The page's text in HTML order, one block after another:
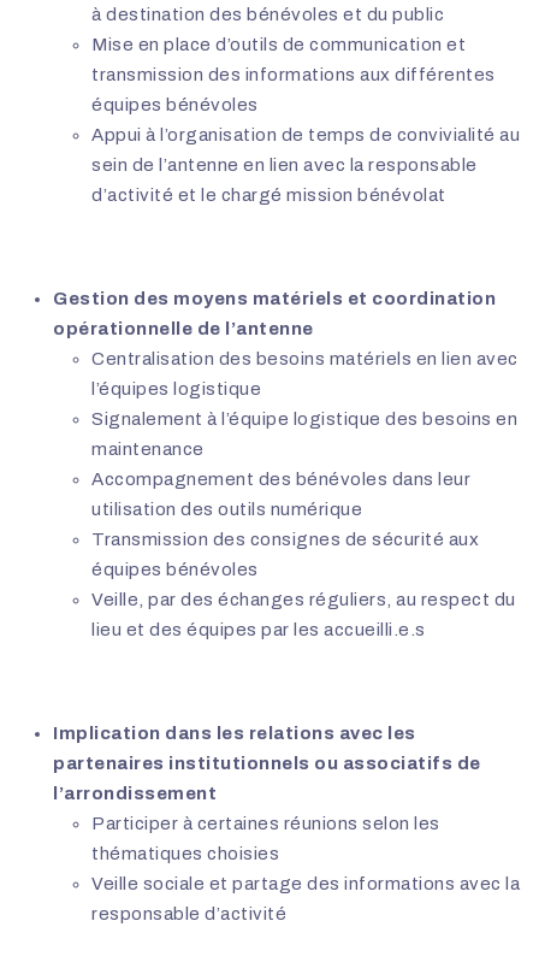
à destination des bénévoles et du public
Mise en place d’outils de communication et
transmission des informations aux différentes
équipes bénévoles
Appui à l’organisation de temps de convivialité au
sein de l’antenne en lien avec la responsable
d’activité et le chargé mission bénévolat
Gestion des moyens matériels et coordination
opérationnelle de l’antenne
Centralisation des besoins matériels en lien avec
l’équipes logistique
Signalement à l’équipe logistique des besoins en
maintenance
Accompagnement des bénévoles dans leur
utilisation des outils numérique
Transmission des consignes de sécurité aux
équipes bénévoles
Veille, par des échanges réguliers, au respect du
lieu et des équipes par les accueilli.e.s
Implication dans les relations avec les
partenaires institutionnels ou associatifs de
l’arrondissement
Participer à certaines réunions selon les
thématiques choisies
Veille sociale et partage des informations avec la
responsable d’activité